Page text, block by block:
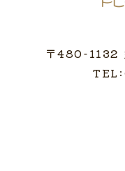
〒480-1132